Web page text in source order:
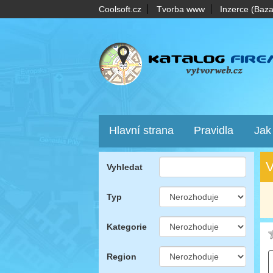
Coolsoft.cz Tvorba www Inzerce
Hlavní strana Pravidla
Vyhledat
Typ
Kategorie
Region